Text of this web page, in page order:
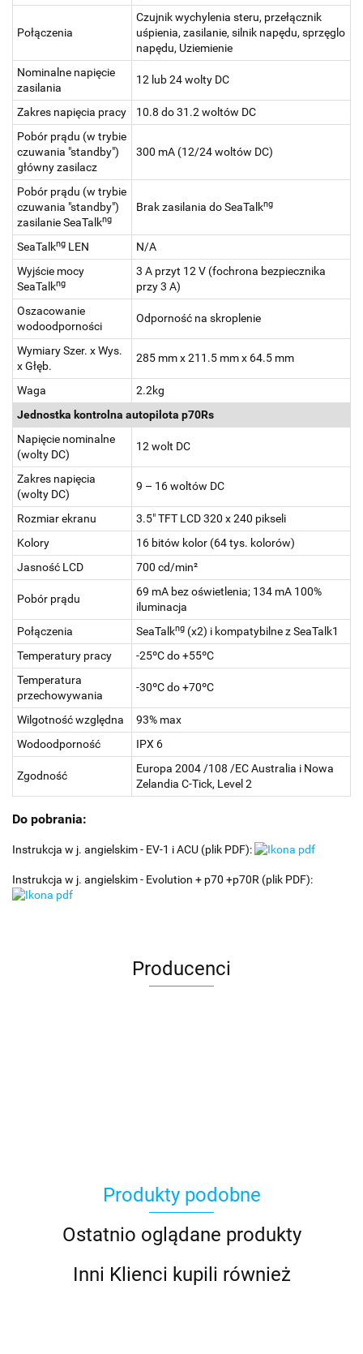
Połączenia
Czujnik wychylenia steru, przełącznik
uśpienia, zasilanie, silnik napędu, sprzęglo
napędu, Uziemienie
Nominalne napięcie
zasilania
12 lub 24 wolty DC
Zakres napięcia pracy
10.8 do 31.2 woltów DC
Pobór prądu (w trybie
czuwania "standby")
główny zasilacz
300 mA (12/24 woltów DC)
Pobór prądu (w trybie
czuwania "standby")
zasilanie SeaTalkng
Brak zasilania do SeaTalkng
SeaTalkng LEN
N/A
Wyjście mocy
SeaTalkng
3 A przyt 12 V (fochrona bezpiecznika
przy 3 A)
Oszacowanie
wodoodporności
Odporność na skroplenie
Wymiary Szer. x Wys.
x Głęb.
285 mm x 211.5 mm x 64.5 mm
Waga
2.2kg
Jednostka kontrolna autopilota p70Rs
Napięcie nominalne
(wolty DC)
12 wolt DC
Zakres napięcia
(wolty DC)
9 – 16 woltów DC
Rozmiar ekranu
3.5" TFT LCD 320 x 240 pikseli
Kolory
16 bitów kolor (64 tys. kolorów)
Jasność LCD
700 cd/min²
Pobór prądu
69 mA bez oświetlenia; 134 mA 100%
iluminacja
Połączenia
SeaTalkng (x2) i kompatybilne z SeaTalk1
Temperatury pracy
-25ºC do +55ºC
Temperatura
przechowywania
-30ºC do +70ºC
Wilgotność względna
93% max
Wodoodporność
IPX 6
Zgodność
Europa 2004 /108 /EC Australia i Nowa
Zelandia C-Tick, Level 2
Do pobrania:
Instrukcja w j. angielskim - EV-1 i ACU (plik PDF):
Instrukcja w j. angielskim - Evolution + p70 +p70R (plik PDF):
Producenci
Produkty podobne
Ostatnio oglądane produkty
Inni Klienci kupili również